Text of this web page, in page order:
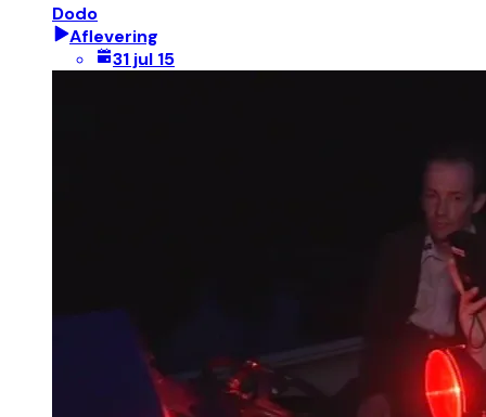
Dodo
Aflevering
31 jul 15